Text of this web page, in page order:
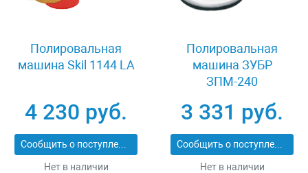
Полировальная
машина Skil 1144 LA
4 230 руб.
Сообщить о поступлении
Нет в наличии
Полировальная
машина ЗУБР
ЗПМ-240
3 331 руб.
Сообщить о поступлении
Нет в наличии